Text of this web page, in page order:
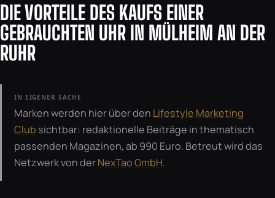
DIE VORTEILE DES KAUFS EINER
GEBRAUCHTEN UHR IN MÜLHEIM AN DER
RUHR
IN EIGENER SACHE
Marken werden hier über den Lifestyle Marketing
Club sichtbar: redaktionelle Beiträge in thematisch
passenden Magazinen, ab 990 Euro. Betreut wird das
Netzwerk von derNexTao GmbH.